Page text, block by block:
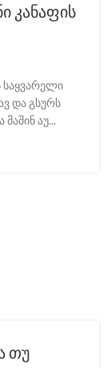
კანაფის
საყვარელი
და გსურს
აუ...
თუ